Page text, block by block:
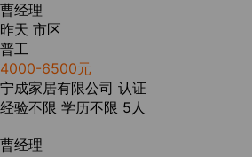
曹经理
昨天 市区
普工
4000-6500元
宁成家居有限公司 认证
经验不限 学历不限 5人
曹经理